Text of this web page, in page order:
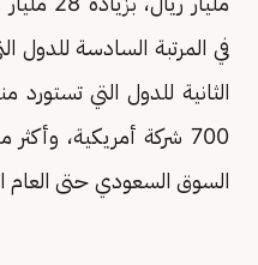
في المرتبة السادسة للدول
الثانية للدول التي تستورد
السوق السعودي حتى العام